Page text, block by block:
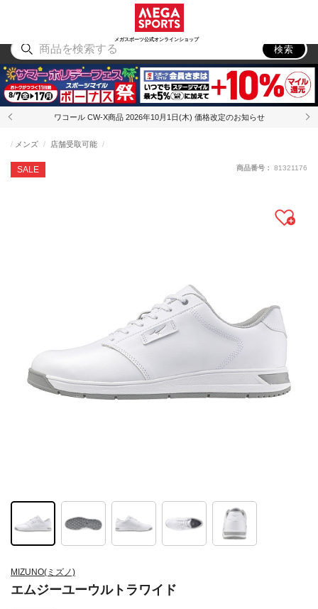
メガスポーツ公式オンラインショップ
アウトドア
検索
ワコール CW-X商品 2026年10月1日(木) 価格改定のお知らせ
MIZUNO(ミズノ)
エムジーユーウルトラワイド
SALE
メンズ 店舗受取可能
商品番号： 81321176